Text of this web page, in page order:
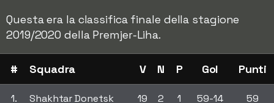
Questa era la classifica finale della stagione
2019/2020 della Premjer-Liha.
# Squadra V N P Gol Punti
1. Shakhtar Donetsk 19 2 1 59-14 59